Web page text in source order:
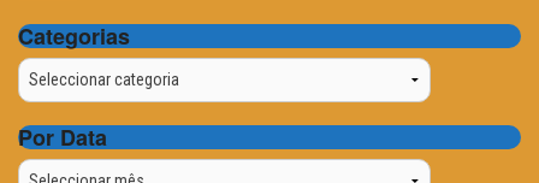
Categorias
Categorias
Por Data
Por